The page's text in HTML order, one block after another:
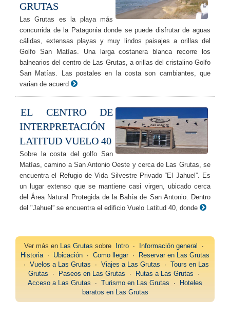
GRUTAS
Las Grutas es la playa más
concurrida de la Patagonia donde se puede disfrutar de aguas
cálidas, extensas playas y muy lindos paisajes a orillas del
Golfo San Matías. Una larga costanera blanca recorre los
balnearios del centro de Las Grutas, a orillas del cristalino Golfo
San Matías. Las postales en la costa son cambiantes, que
varian de acuerd
EL CENTRO DE
INTERPRETACIÓN
LATITUD VUELO 40
Sobre la costa del golfo San
Matías, camino a San Antonio Oeste y cerca de Las Grutas, se
encuentra el Refugio de Vida Silvestre Privado “El Jahuel”. Es
un lugar extenso que se mantiene casi virgen, ubicado cerca
del Área Natural Protegida de la Bahía de San Antonio. Dentro
del "Jahuel” se encuentra el edificio Vuelo Latitud 40, donde
Ver más en Las Grutas sobre Intro ∙ Información general
∙
Historia∙ Ubicación ∙ Como llegar∙
Reservar en Las Grutas
∙ Vuelos a Las Grutas ∙ Viajes a Las Grutas ∙ Tours en Las
Grutas ∙ Paseos en Las Grutas ∙ Rutas a Las Grutas ∙
Acceso a Las Grutas ∙ Turismo en Las Grutas ∙
Hoteles
baratos en Las Grutas